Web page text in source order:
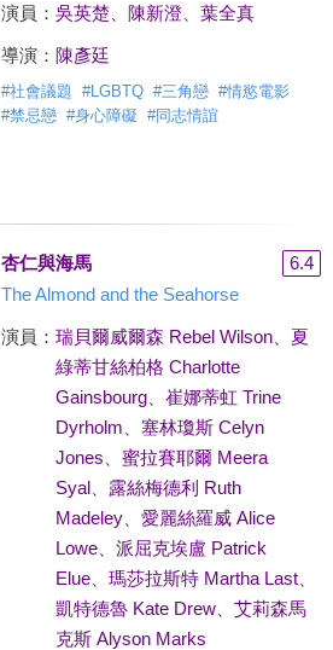
演員： 吳英楚、 陳新澄、 葉全真
導演： 陳彥廷
#社會議題 #LGBTQ #三角戀 #情慾電影
#禁忌戀 #身心障礙 #同志情誼
杏仁與海馬
6.4
The Almond and the Seahorse
演員： 瑞貝爾威爾森 Rebel Wilson、 夏
綠蒂甘絲柏格 Charlotte
Gainsbourg、 崔娜蒂虹 Trine
Dyrholm
塞林瓊斯 Celyn
Jones
蜜拉賽耶爾 Meera
Syal、 露絲梅德利 Ruth
Madeley、 愛麗絲羅威 Alice
Lowe、 派屈克埃盧 Patrick
Elue、 瑪莎拉斯特 Martha Last、
凱特德魯 Kate Drew、 艾莉森馬
克斯 Alyson Marks